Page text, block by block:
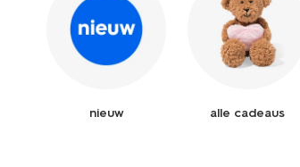
nieuw alle cadeaus